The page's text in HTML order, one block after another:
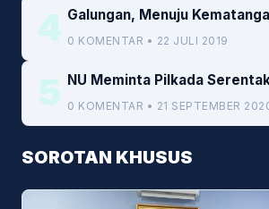
4 Galungan, Menuju
0 KOMENTAR • 22 JULI 2019
5 NU Meminta Pilkada
0 KOMENTAR • 21 SEPTEMBER
SOROTAN KHUSUS